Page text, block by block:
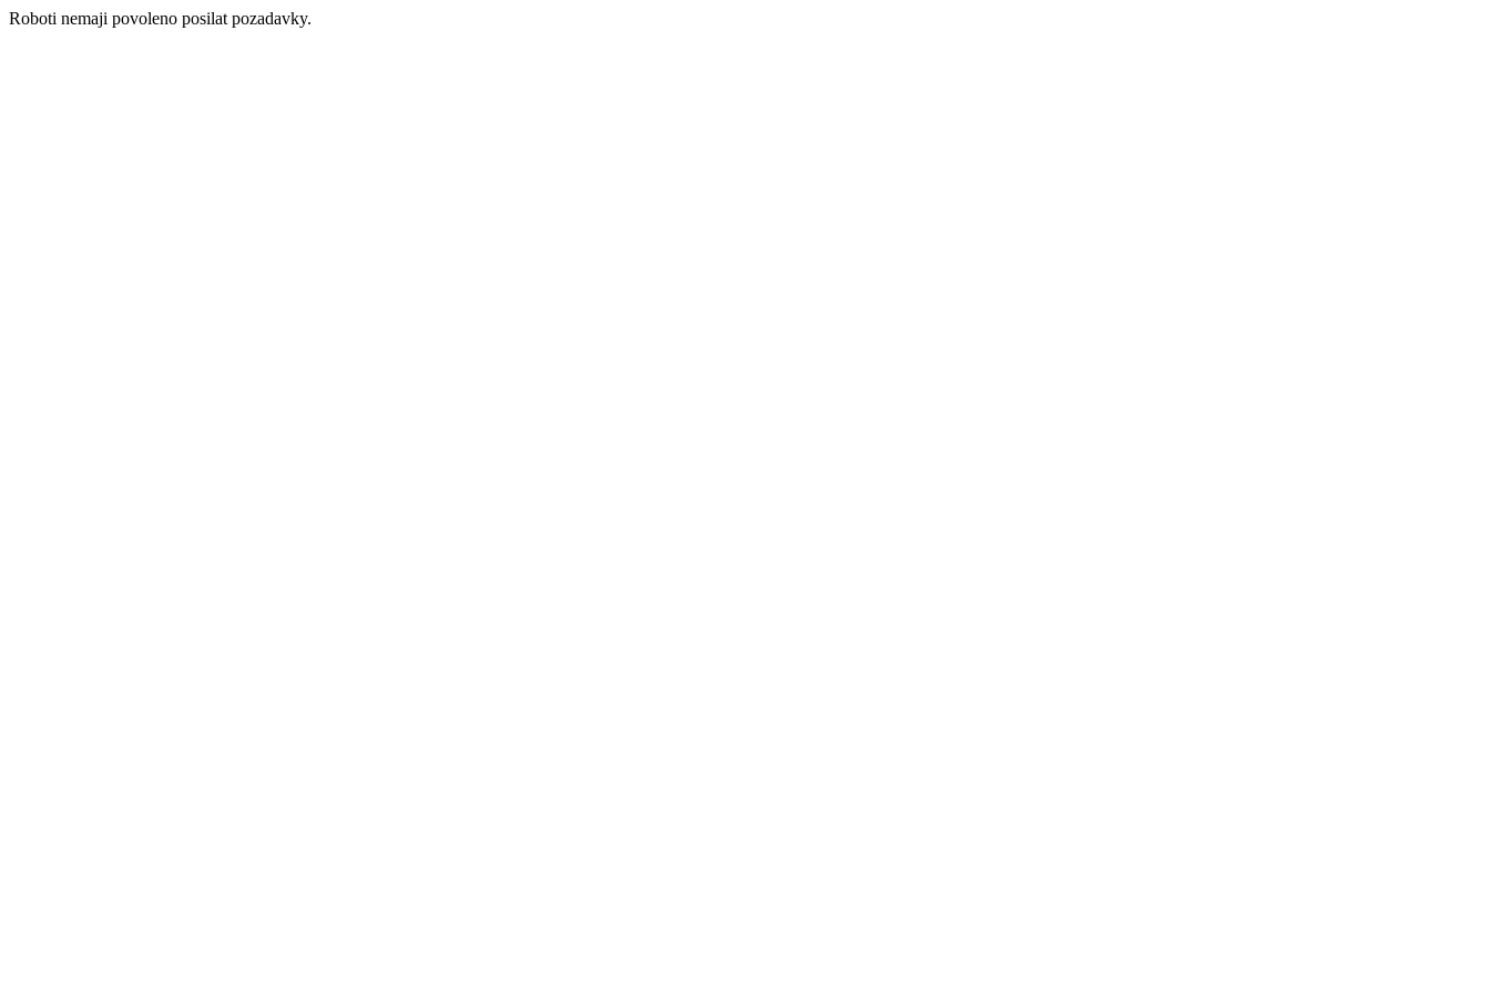
Roboti nemaji povoleno posilat pozadavky.